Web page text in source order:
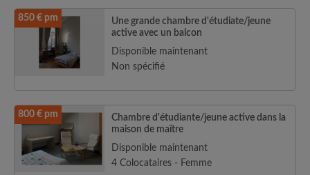
850 € pm
Une grande chambre d'étudiate/jeune
active avec un balcon
Disponible maintenant
Non spécifié
800 € pm
Chambre d'étudiante/jeune active dans la
maison de maître
Disponible maintenant
4 Colocataires - Femme